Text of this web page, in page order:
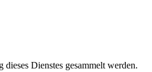
Dienstes gesammelt werden.